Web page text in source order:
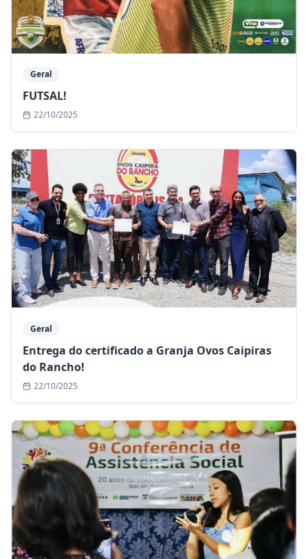
Geral
FUTSAL!
22/10/2025
Geral
Entrega do certificado a Granja Ovos Caipiras
do Rancho!
22/10/2025